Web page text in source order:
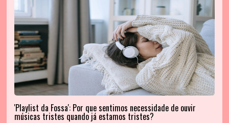
'Playlist da Fossa': Por que sentimos necessidade de ouvir
músicas tristes quando já estamos tristes?